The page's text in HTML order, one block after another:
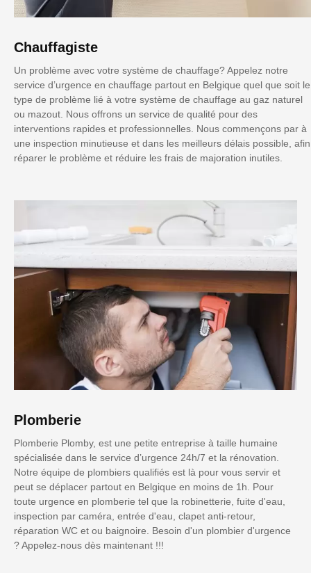
Chauffagiste
Un problème avec votre système de chauffage? Appelez notre
service d’urgence en chauffage partout en Belgique quel que soit le
type de problème lié à votre système de chauffage au gaz naturel
ou mazout. Nous offrons un service de qualité pour des
interventions rapides et professionnelles. Nous commençons par à
une inspection minutieuse et dans les meilleurs délais possible, afin
réparer le problème et réduire les frais de majoration inutiles.
Plomberie
Plomberie Plomby, est une petite entreprise à taille humaine
spécialisée dans le service d’urgence 24h/7 et la rénovation.
Notre équipe de plombiers qualifiés est là pour vous servir et
peut se déplacer partout en Belgique en moins de 1h. Pour
toute urgence en plomberie tel que la robinetterie, fuite d'eau,
inspection par caméra, entrée d'eau, clapet anti-retour,
réparation WC et ou baignoire. Besoin d'un plombier d'urgence
? Appelez-nous dès maintenant !!!